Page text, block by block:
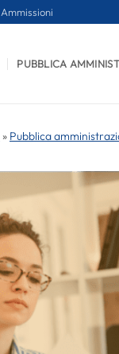
Ammissioni
PUBBLICA
» Pubblica